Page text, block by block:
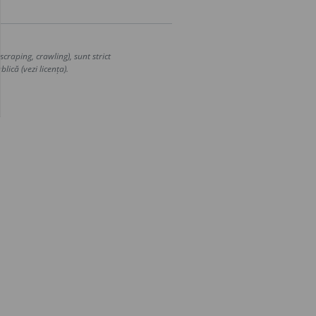
crawling), sunt strict
(vezi licența).